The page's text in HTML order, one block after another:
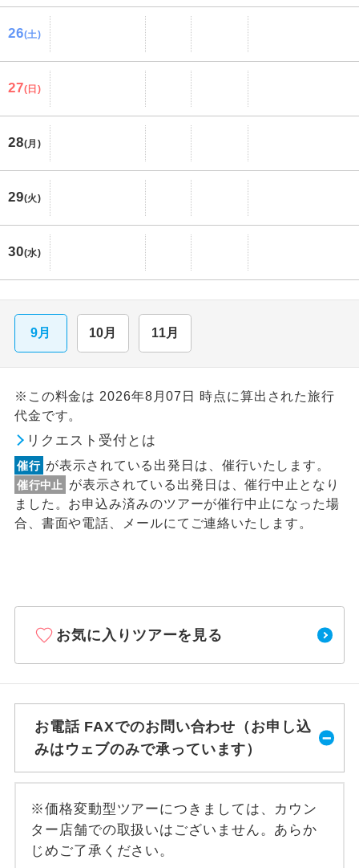
26(土)
27(日)
28(月)
29(火)
30(水)
9月 10月 11月
※この料金は 2026年8月07日 時点に算出された旅行
代金です。
リクエスト受付とは
催行 が表示されている出発日は、催行いたします。
催行中止
が表示されている出発日は、催行中止となり
ました。お申込み済みのツアーが催行中止になった場
合、書面や電話、メールにてご連絡いたします。
お気に入りツアーを見る
お電話 FAXでのお問い合わせ（お申し込
みはウェブのみで承っています）
※価格変動型ツアーにつきましては、カウン
ター店舗での取扱いはございません。あらか
じめご了承ください。